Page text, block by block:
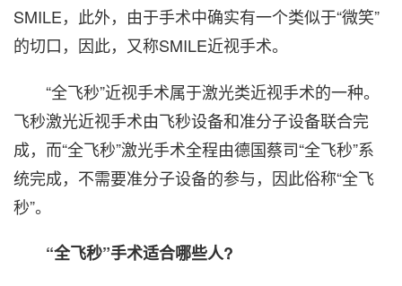
SMILE，此外，由于手术中确实有一个类似于“微笑”
的切口，因此，又称SMILE近视手术。
“全飞秒”近视手术属于激光类近视手术的一种。
飞秒激光近视手术由飞秒设备和准分子设备联合完
成，而“全飞秒”激光手术全程由德国蔡司“全飞秒”系
统完成，不需要准分子设备的参与，因此俗称“全飞
秒”。
“全飞秒”手术适合哪些人?